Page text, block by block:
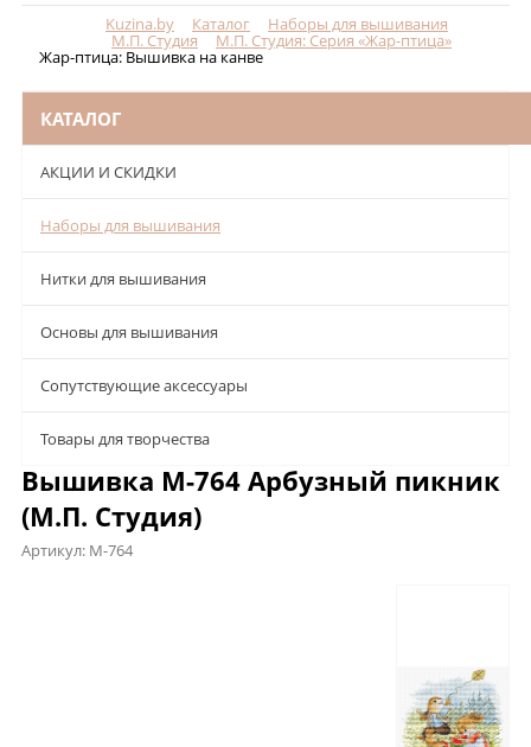
Kuzina.by Каталог Наборы для вышивания
М.П. Студия М.П. Студия: Серия «Жар-птица»
Жар-птица: Вышивка на канве
КАТАЛОГ
АКЦИИ И СКИДКИ
Наборы для вышивания
Нитки для вышивания
Основы для вышивания
Сопутствующие аксессуары
Товары для творчества
Вышивка М-764 Арбузный пикник
(М.П. Студия)
Артикул: М-764